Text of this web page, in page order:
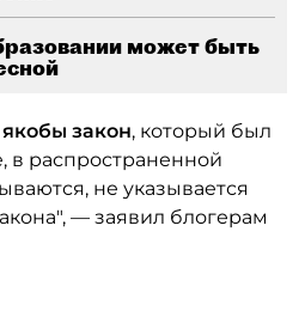
может быть
закон, который был
в распространенной
не указывается
— заявил блогерам